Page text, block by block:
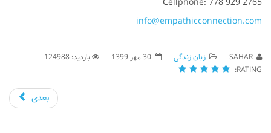
info@empathicconnection.com
SAHAR زبان زندگی 30 مهر 1399
بازدید: 124988
RATING:
بعدی